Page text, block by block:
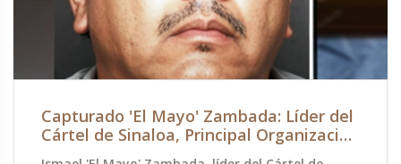
Capturado 'El Mayo' Zambada: Líder del
Cártel de Sinaloa, Principal Organización